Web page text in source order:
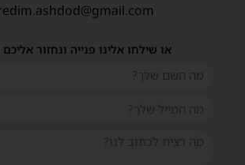
או שילחו אלינו פנייה ונחזור